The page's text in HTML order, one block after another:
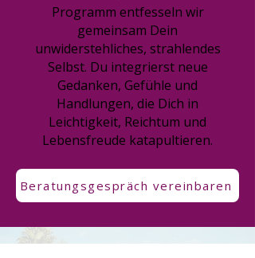
Programm entfesseln wir
gemeinsam Dein
unwiderstehliches, strahlendes
Selbst. Du integrierst neue
Gedanken, Gefühle und
Handlungen, die Dich in
Leichtigkeit, Reichtum und
Lebensfreude katapultieren.
Beratungsgespräch vereinbaren